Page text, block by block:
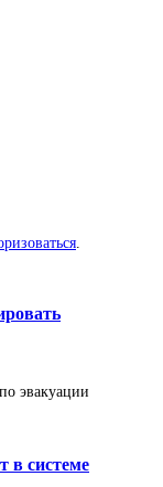
эвакуации
в системе